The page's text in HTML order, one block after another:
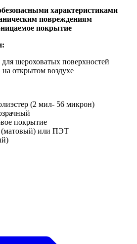
характеристиками
повреждениям
покрытие
шероховатых поверхностей
открытом воздухе
(2 мил- 56 микрон)
покрытие
или ПЭТ